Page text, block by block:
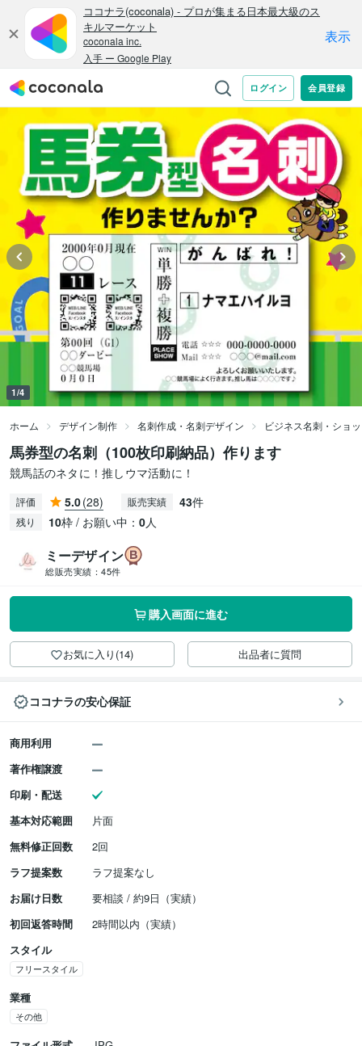
1/4
ホーム デザイン制作 名刺作成・名刺デザイン ビジネス名刺・ショ
馬券型の名刺（100枚印刷納品）作ります
競馬話のネタに！推しウマ活動に！
評価 5.0(28) 販売実績 43件
残り 10枠 / お願い中： 0人
ミーデザイン
総販売実績： 45件
購入画面に進む
お気に入り(14) 出品者に質問
ココナラの安心保証
商用利用
著作権譲渡
印刷・配送
基本対応範囲
片面
無料修正回数
2回
ラフ提案数
ラフ提案なし
お届け日数
要相談 / 約9日（実績）
初回返答時間
2時間以内（実績）
スタイル
フリースタイル
業種
その他